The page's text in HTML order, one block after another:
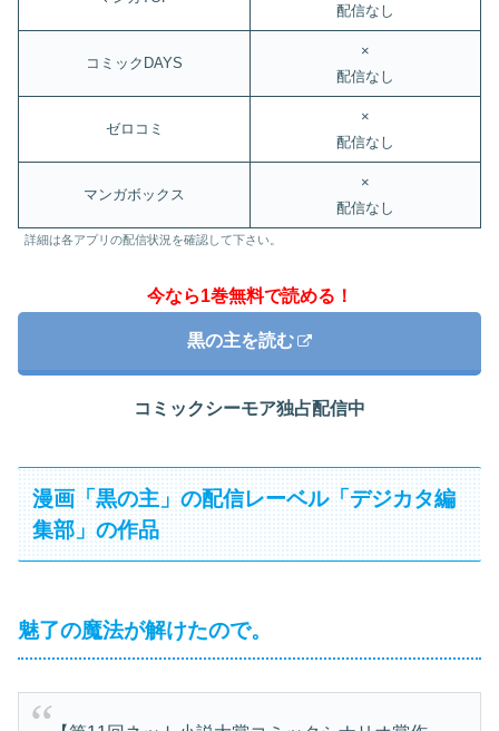
配信なし
コミックDAYS
×
配信なし
ゼロコミ
×
配信なし
マンガボックス
×
配信なし
詳細は各アプリの配信状況を確認して下さい。
今なら1巻無料で読める！
黒の主を読む
コミックシーモア独占配信中
漫画「黒の主」の配信レーベル「デジカタ編
集部」の作品
魅了の魔法が解けたので。